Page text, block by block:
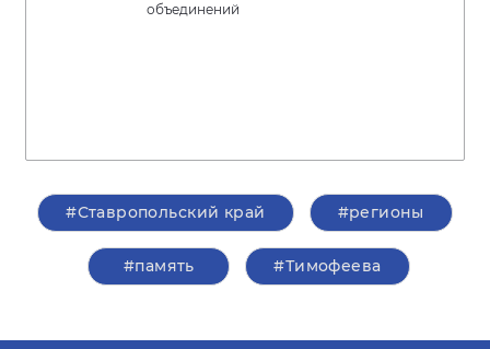
объединений
#Ставропольский край #регионы
#память #Тимофеева